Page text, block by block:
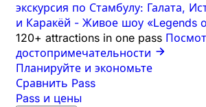
экскурсия по Стамбулу: Галата,
и Каракёй - Живое шоу «Legends
120+ attractions in one pass
достопримечательности
Планируйте и экономьте
Сравнить Pass
Pass и цены